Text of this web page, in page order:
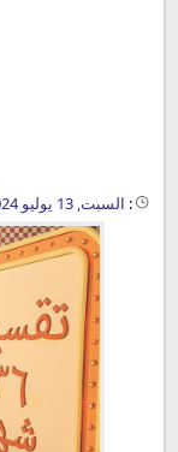
: السبت, 13 يوليو 2024 - 06:57 ص